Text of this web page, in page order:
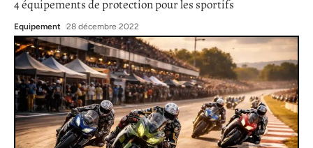
4 équipements de protection pour les sportifs
Equipement 28 décembre 2022